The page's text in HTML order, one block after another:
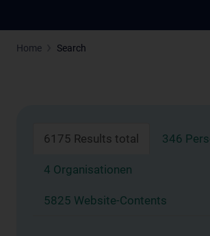
Home Search
6175 Results total 346
4 Organisationen
5825 Website-Contents